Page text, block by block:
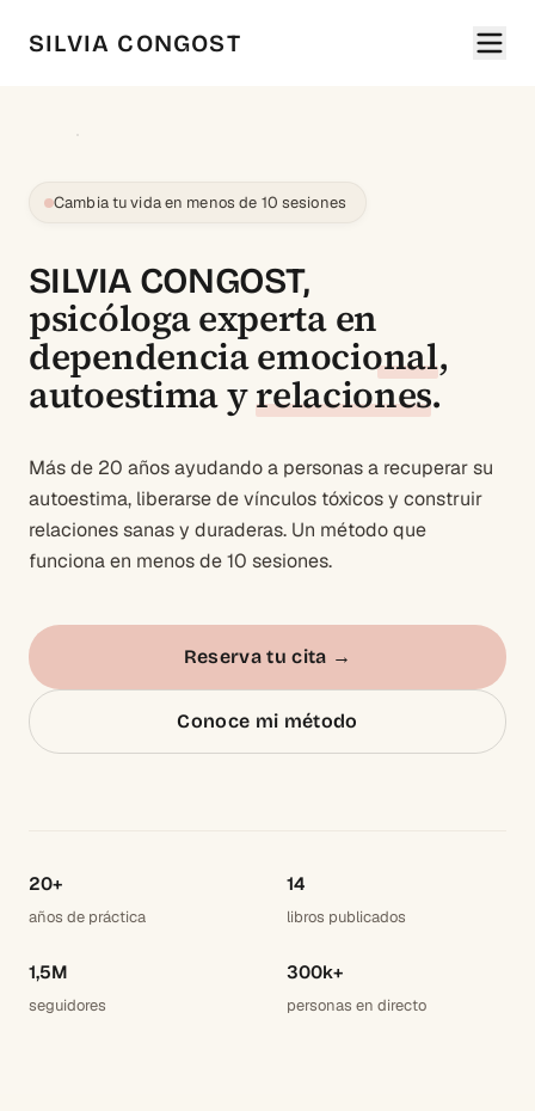
SILVIA CONGOST
Cambia tu vida en menos de 10 sesiones
SILVIA CONGOST,
psicóloga experta en
dependencia emocional,
autoestimayrelaciones.
Más de 20 años ayudando a personas a recuperar su
autoestima, liberarse de vínculos tóxicos y construir
relaciones sanas y duraderas. Un método que
funciona en menos de 10 sesiones.
Reserva tu cita →
Conoce mi método
20+
años de práctica
14
libros publicados
1,5M
seguidores
300k+
personas en directo